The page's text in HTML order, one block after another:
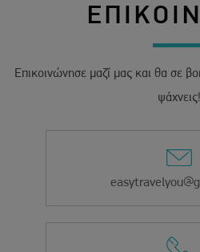
Επικοινώνησε μαζί μας και θα σε
ψάχνεις!